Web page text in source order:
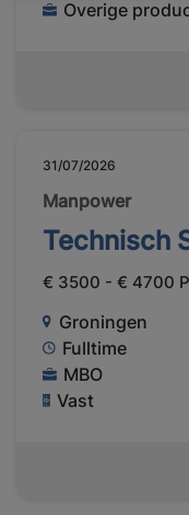
Overige
31/07/2026
Manpower
Technisch
€ 3500 - € 4700
Groningen
Fulltime
MBO
Vast